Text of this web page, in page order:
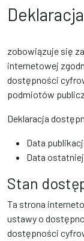
zobowiązuje się
internetowej
dostępności
podmiotów
Deklaracja
Data
Data
Stan
Ta strona
ustawy o
dostępności